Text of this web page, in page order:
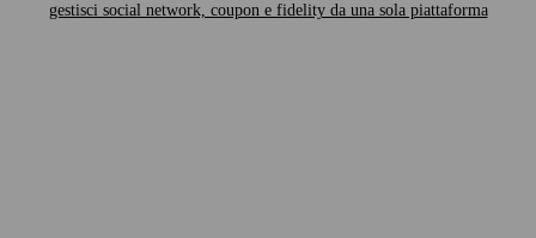
gestisci social network, coupon e fidelity da una sola piattaforma